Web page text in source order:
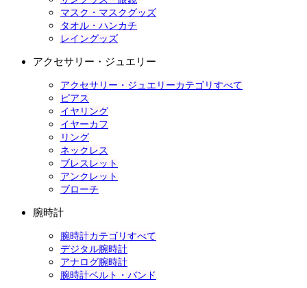
マスク・マスクグッズ
タオル・ハンカチ
レイングッズ
アクセサリー・ジュエリー
アクセサリー・ジュエリーカテゴリすべて
ピアス
イヤリング
イヤーカフ
リング
ネックレス
ブレスレット
アンクレット
ブローチ
腕時計
腕時計カテゴリすべて
デジタル腕時計
アナログ腕時計
腕時計ベルト・バンド